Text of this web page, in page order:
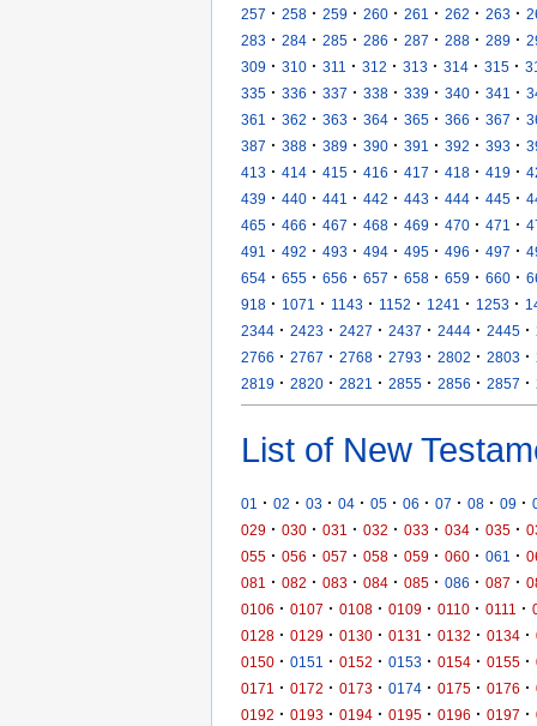
257 · 258 · 259 · 260 · 261 · 262 · 263 ·
283 · 284 · 285 · 286 · 287 · 288 · 289 ·
309 · 310 · 311 · 312 · 313 · 314 · 315 ·
335 · 336 · 337 · 338 · 339 · 340 · 341 ·
361
· 362 · 363 · 364 · 365 · 366 · 367 ·
387 · 388 · 389 · 390 · 391 · 392 · 393 ·
413 · 414 · 415 · 416 · 417 · 418 · 419 ·
439 · 440 · 441 · 442 · 443 · 444 · 445 ·
465 · 466 · 467 · 468 · 469 · 470 · 471 ·
491
· 492 · 493 · 494 · 495 · 496 · 497 ·
654 · 655 · 656 · 657 · 658 · 659 · 660 ·
918 · 1071 · 1143 · 1152 · 1241 · 1253 ·
2344 · 2423 · 2427 · 2437 · 2444 · 2445 ·
2766 · 2767 · 2768 · 2793 · 2802 · 2803 ·
2819 · 2820 · 2821 · 2855 · 2856 · 2857 ·
List of New
01 · 02 · 03 · 04 · 05 · 06 · 07 · 08 · 09 ·
029 · 030 · 031 · 032 · 033 · 034 · 035 ·
055 · 056 · 057 · 058 · 059 · 060 · 061 ·
081
· 082 · 083 · 084 · 085 · 086 · 087 ·
0106 · 0107 · 0108 · 0109 · 0110 · 0111 ·
0128 · 0129 · 0130 · 0131 · 0132 · 0134 ·
0150 · 0151 · 0152 · 0153 · 0154 · 0155 ·
0171
· 0172 · 0173 · 0174 · 0175 · 0176 ·
0192 · 0193 · 0194 · 0195 · 0196 · 0197 ·